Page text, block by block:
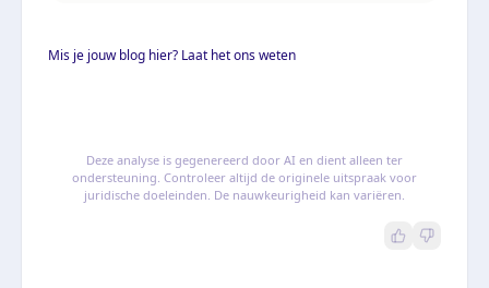
Mis je jouw blog hier? Laat het ons weten
Deze analyse is gegenereerd door AI en dient alleen ter
ondersteuning. Controleer altijd de originele uitspraak voor
juridische doeleinden. De nauwkeurigheid kan variëren.